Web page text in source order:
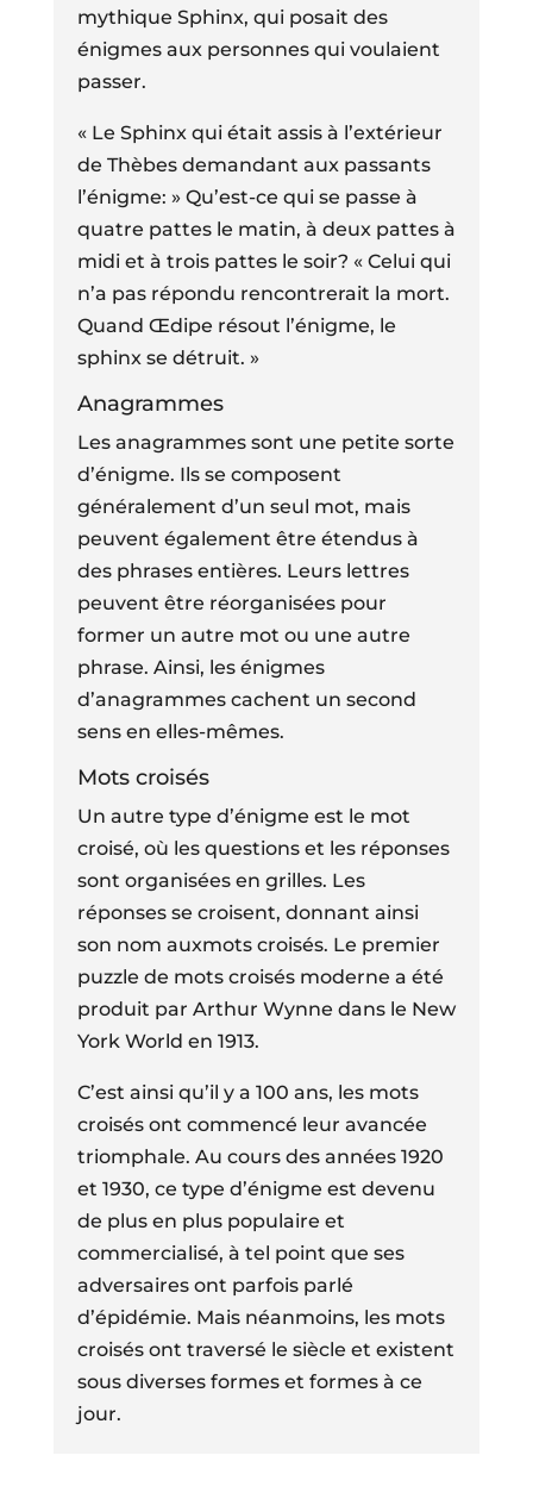
mythique Sphinx, qui posait des
énigmes aux personnes qui voulaient
passer.
« Le Sphinx qui était assis à l’extérieur
de Thèbes demandant aux passants
l’énigme: » Qu’est-ce qui se passe à
quatre pattes le matin, à deux pattes à
midi et à trois pattes le soir? « Celui qui
n’a pas répondu rencontrerait la mort.
Quand Œdipe résout l’énigme, le
sphinx se détruit. »
Anagrammes
Les anagrammes sont une petite sorte
d’énigme. Ils se composent
généralement d’un seul mot, mais
peuvent également être étendus à
des phrases entières. Leurs lettres
peuvent être réorganisées pour
former un autre mot ou une autre
phrase. Ainsi, les énigmes
d’anagrammes cachent un second
sens en elles-mêmes.
Mots croisés
Un autre type d’énigme est le mot
croisé, où les questions et les réponses
sont organisées en grilles. Les
réponses se croisent, donnant ainsi
son nom auxmots croisés. Le premier
puzzle de mots croisés moderne a été
produit par Arthur Wynne dans le New
York World en 1913.
C’est ainsi qu’il y a 100 ans, les mots
croisés ont commencé leur avancée
triomphale. Au cours des années 1920
et 1930, ce type d’énigme est devenu
de plus en plus populaire et
commercialisé, à tel point que ses
adversaires ont parfois parlé
d’épidémie. Mais néanmoins, les mots
croisés ont traversé le siècle et existent
sous diverses formes et formes à ce
jour.